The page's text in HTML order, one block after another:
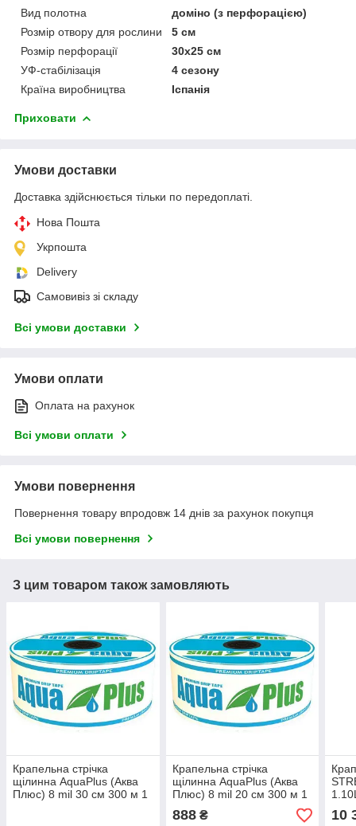
Вид полотна
доміно (з перфорацією)
Розмір отвору для рослини
5 см
Розмір перфорації
30х25 см
УФ-стабілізація
4 сезону
Країна виробництва
Іспанія
Приховати
Умови доставки
Доставка здійснюється тільки по передоплаті.
Нова Пошта
Укрпошта
Delivery
Самовивіз зі складу
Всі умови доставки
Умови оплати
Оплата на рахунок
Всі умови оплати
Умови повернення
Повернення товару впродовж 14 днів за рахунок покупця
Всі умови повернення
З цим товаром також замовляють
Крапельна стрічка
щілинна AquaPlus (Аква
Плюс) 8 mil 30 см 300 м 1
Крапельна стрічка
щілинна AquaPlus (Аква
Плюс) 8 mil 20 см 300 м 1
л/год
888₴
(6
10